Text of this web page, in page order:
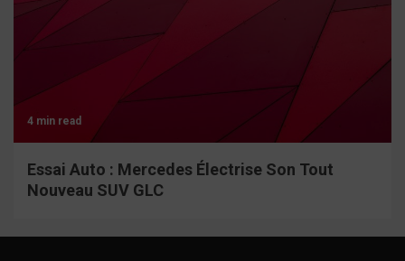
4 min read
Essai Auto : Mercedes Électrise Son Tout
Nouveau SUV GLC